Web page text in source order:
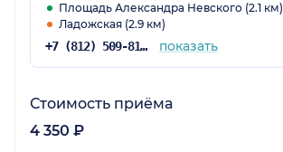
Площадь Александра Невского (2.1 км)
Ладожская (2.9 км)
+7 (812) 509-81-85 показать
Стоимость приёма
4 350 ₽